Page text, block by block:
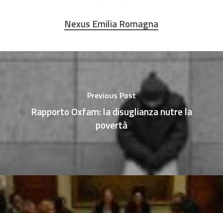
Nexus Emilia Romagna
Previous Post
Rapporto Oxfam: la disuglianza nutre la
povertà